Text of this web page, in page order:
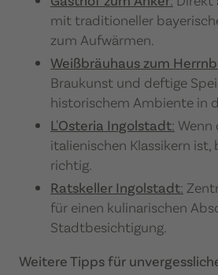
mit traditioneller
zum Aufwärmen.
Weißbräuhaus zum
Braukunst und deftige
historischem Ambiente in
L'Osteria Ingolstadt: Wenn
italienischen Klassikern ist,
richtig.
Ratskeller Ingolstadt:
für einen kulinarischen
Stadtbesichtigung.
Weitere Tipps für